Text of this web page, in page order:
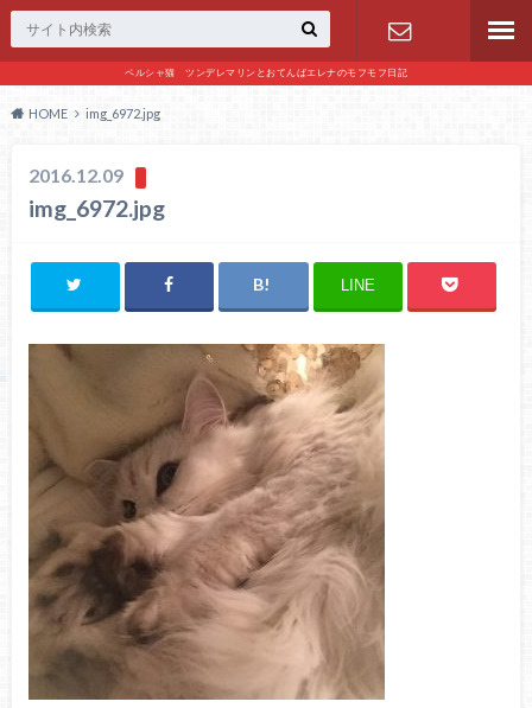
ペルシャ猫 ツンデレマリンとおてんばエレナのモフモフ日記
お問い合わ
HOME img_6972.jpg
2016.12.09
img_6972.jpg
LINE